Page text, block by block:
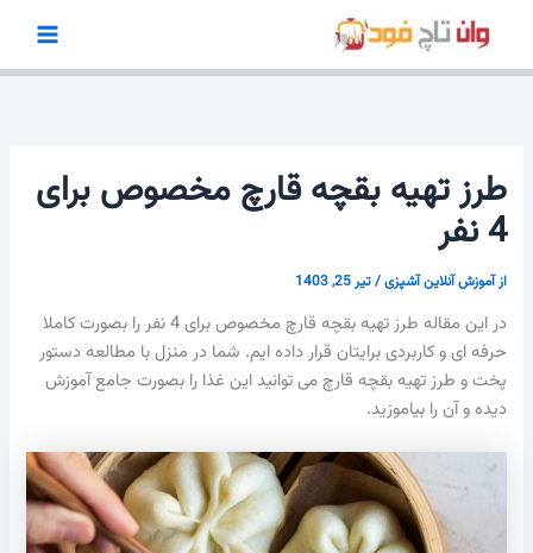
محتوا
طرز تهیه بقچه قارچ مخصوص برای
4 نفر
ازآموزش آنلاین آشپزی/تیر 25, 1403
در این مقاله طرز تهیه بقچه قارچ مخصوص برای 4 نفر را بصورت کاملا
حرفه ای و کاربردی برایتان قرار داده ایم. شما در منزل با مطالعه دستور
پخت و طرز تهیه بقچه قارچ می توانید این غذا را بصورت جامع آموزش
دیده و آن را بیاموزید.